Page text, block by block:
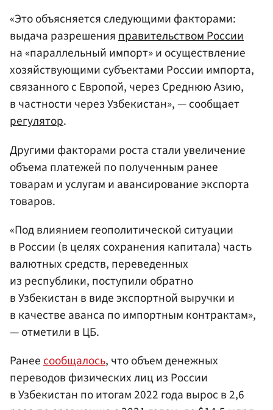
«Это объясняется следующими факторами:
выдача разрешенияправительством России
на «параллельный импорт» и осуществление
хозяйствующими субъектами России импорта,
связанного с Европой, через Среднюю Азию,
в частности через Узбекистан», — сообщает
регулятор.
Другими факторами роста стали увеличение
объема платежей по полученным ранее
товарам и услугам и авансирование экспорта
товаров.
«Под влиянием геополитической ситуации
в России (в целях сохранения капитала) часть
валютных средств, переведенных
из республики, поступили обратно
в Узбекистан в виде экспортной выручки и
в качестве аванса по импортным контрактам»,
— отметили в ЦБ.
Ранеесообщалось, что объем денежных
переводов физических лиц из России
в Узбекистан по итогам 2022 года вырос в 2,6